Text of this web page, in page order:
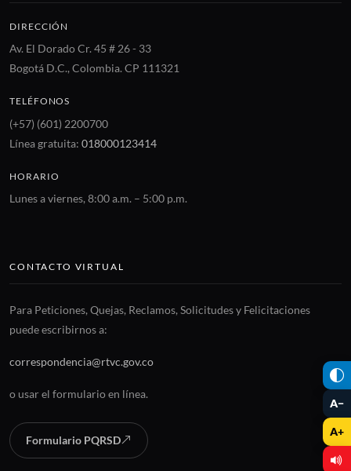
A−
A+
DIRECCIÓN
Av. El Dorado Cr. 45 # 26 - 33
Bogotá D.C., Colombia. CP 111321
TELÉFONOS
(+57) (601) 2200700
Línea gratuita: 018000123414
HORARIO
Lunes a viernes, 8:00 a.m. – 5:00 p.m.
CONTACTO VIRTUAL
Para Peticiones, Quejas, Reclamos, Solicitudes y Felicitaciones
puede escribirnos a:
correspondencia@rtvc.gov.co
o usar el formulario en línea.
Formulario PQRSD